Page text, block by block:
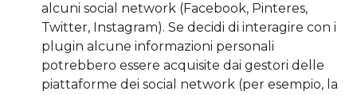
alcuni social network (Facebook, Pinteres,
Twitter, Instagram). Se decidi di interagire con i
plugin alcune informazioni personali
potrebbero essere acquisite dai gestori delle
piattaforme dei social network (per esempio, la